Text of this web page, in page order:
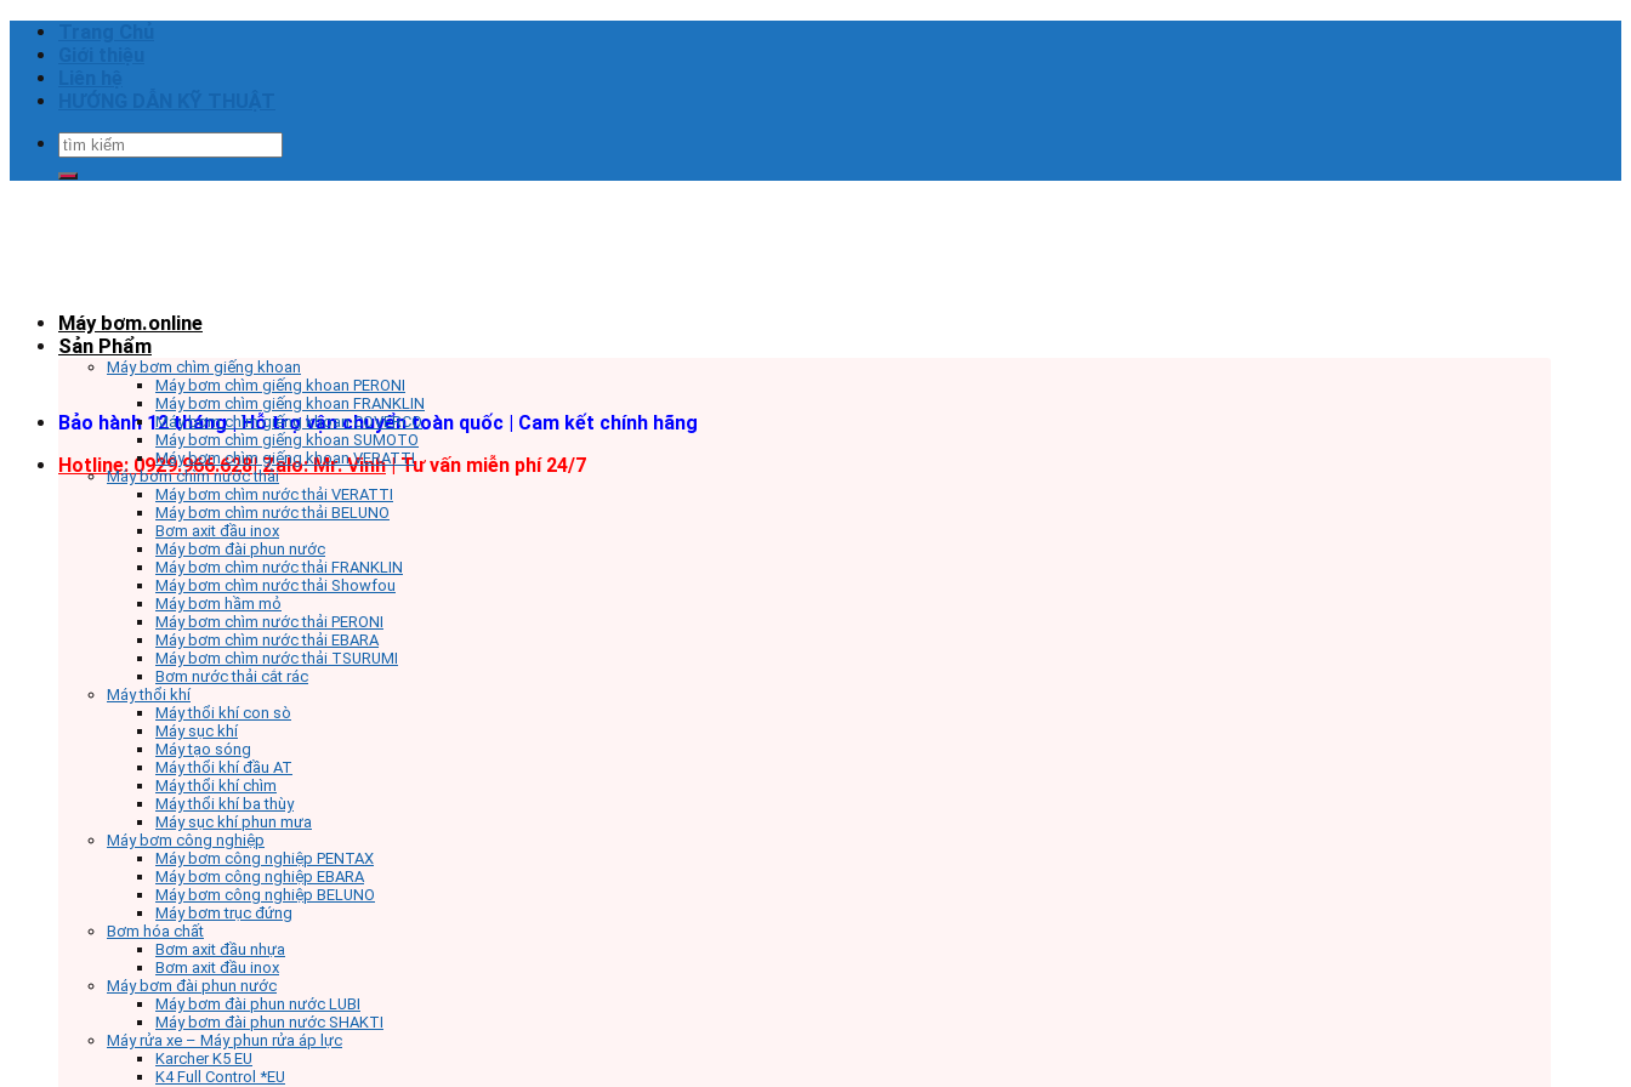
Skip
content
Tìm
Bảo hành 12 tháng | Hỗ trợ vận chuyển toàn quốc | Cam kết chính hãng
Hotline: 0929.966.628|Zalo: Mr. Vinh| Tư vấn miễn phí 24/7
Máy bơm.online
Sản Phẩm
Máy bơm chìm giếng khoan
Máy bơm chìm giếng khoan PERONI
Máy bơm chìm giếng khoan FRANKLIN
Máy bơm chìm giếng khoan COVERCO
Máy bơm chìm giếng khoan SUMOTO
Máy bơm chìm giếng khoan VERATTI
Máy bơm chìm nước thải
Máy bơm chìm nước thải VERATTI
Máy bơm chìm nước thải BELUNO
Bơm axit đầu inox
Máy bơm đài phun nước
Máy bơm chìm nước thải FRANKLIN
Máy bơm chìm nước thải Showfou
Máy bơm hầm mỏ
Máy bơm chìm nước thải PERONI
Máy bơm chìm nước thải EBARA
Máy bơm chìm nước thải TSURUMI
Bơm nước thải cắt rác
Máy thổi khí
Máy thổi khí con sò
Máy sục khí
Máy tạo sóng
Máy thổi khí đầu AT
Máy thổi khí chìm
Máy thổi khí ba thùy
Máy sục khí phun mưa
Máy bơm công nghiệp
Máy bơm công nghiệp PENTAX
Máy bơm công nghiệp EBARA
Máy bơm công nghiệp BELUNO
Máy bơm trục đứng
Bơm hóa chất
Bơm axit đầu nhựa
Bơm axit đầu inox
Máy bơm đài phun nước
Máy bơm đài phun nước LUBI
Máy bơm đài phun nước SHAKTI
Máy rửa xe – Máy phun rửa áp lực
Karcher K5 EU
K4 Full Control *EU